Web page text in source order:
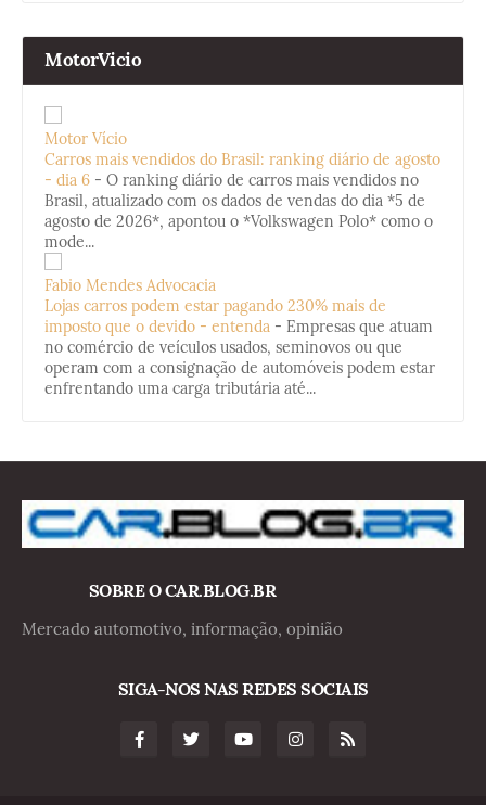
MotorVicio
Motor Vício
Carros mais vendidos do Brasil: ranking diário de agosto
- dia 6 - O ranking diário de carros mais vendidos no
Brasil, atualizado com os dados de vendas do dia *5 de
agosto de 2026*, apontou o *Volkswagen Polo* como o
mode...
Fabio Mendes Advocacia
Lojas carros podem estar pagando 230% mais de
imposto que o devido - entenda - Empresas que atuam
no comércio de veículos usados, seminovos ou que
operam com a consignação de automóveis podem estar
enfrentando uma carga tributária até...
SOBRE O CAR.BLOG.BR
Mercado automotivo, informação, opinião
SIGA-NOS NAS REDES SOCIAIS